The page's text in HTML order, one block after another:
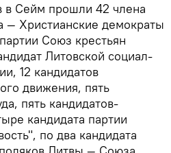
в Сейм прошли 42 члена
— Христианские демократы
Союз крестьян
Литовской социал-
12 кандидатов
движения, пять
пять кандидатов-
кандидата партии
по два кандидата